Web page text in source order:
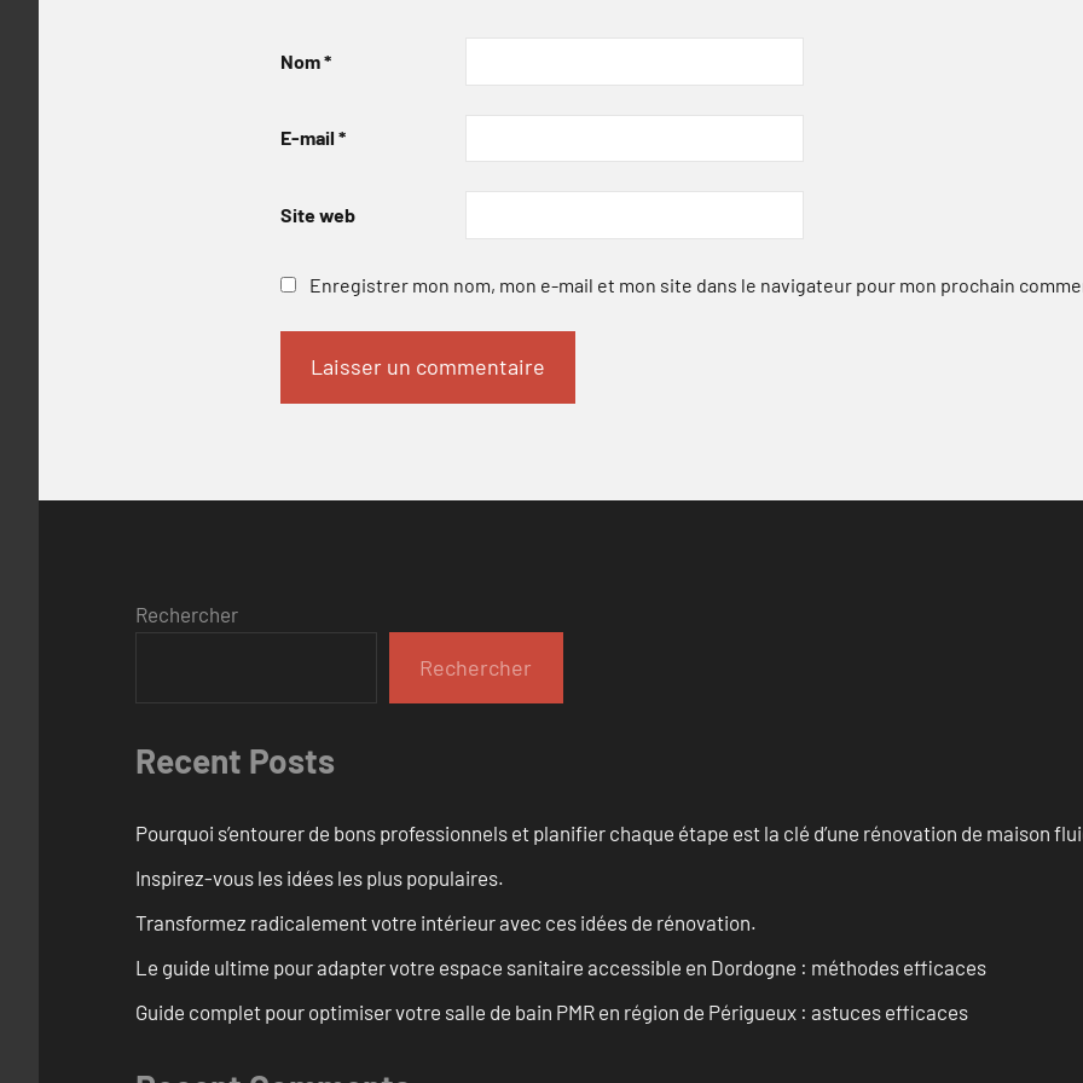
Nom*
E-mail *
Site web
Enregistrer mon nom, mon e-mail et mon site dans le navigateur pour mon prochain
Rechercher
Rechercher
Recent Posts
Pourquoi s’entourer de bons professionnels et planifier chaque étape est la clé d’une rénovation de maison
Inspirez-vous les idées les plus populaires.
Transformez radicalement votre intérieur avec ces idées de rénovation.
Le guide ultime pour adapter votre espace sanitaire accessible en Dordogne : méthodes efficaces
Guide complet pour optimiser votre salle de bain PMR en région de Périgueux : astuces efficaces